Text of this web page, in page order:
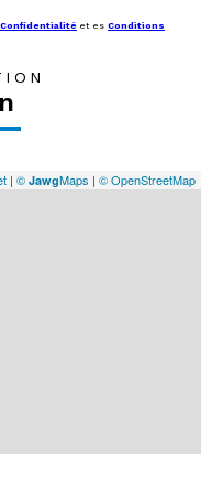
et es Conditions
| © JawgMaps | © OpenStreetMap